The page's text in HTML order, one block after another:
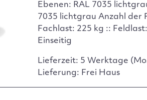
Ebenen: RAL 7035
7035 lichtgrau Anzahl der
Fachlast: 225 kg ::
Einseitig
Lieferzeit: 5 Werktage
Lieferung: Frei Haus